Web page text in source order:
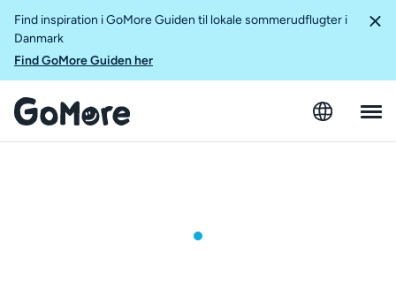
Find inspiration i GoMore Guiden til lokale sommerudflugter i
Danmark
Find GoMore Guiden her